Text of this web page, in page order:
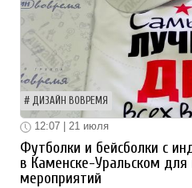
ДИЗАЙН ВОВРЕМЯ
12:07 | 21 июля
Футболки и бейсболки с
в Каменске-Уральском
мероприятий